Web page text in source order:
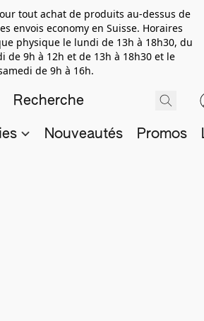
tout achat de produits au-dessus de
envois economy en Suisse. Horaires
physique le lundi de 13h à 18h30, du
de 9h à 12h et de 13h à 18h30 et le
de 9h à 16h.
Nouveautés Promos